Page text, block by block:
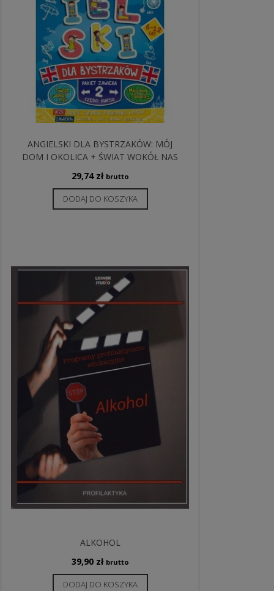
ANGIELSKI DLA BYSTRZAKÓW: MÓJ
DOM I OKOLICA + ŚWIAT WOKÓŁ NAS
29,74 zł brutto
DODAJ DO KOSZYKA
ALKOHOL
39,90 zł brutto
DODAJ DO KOSZYKA